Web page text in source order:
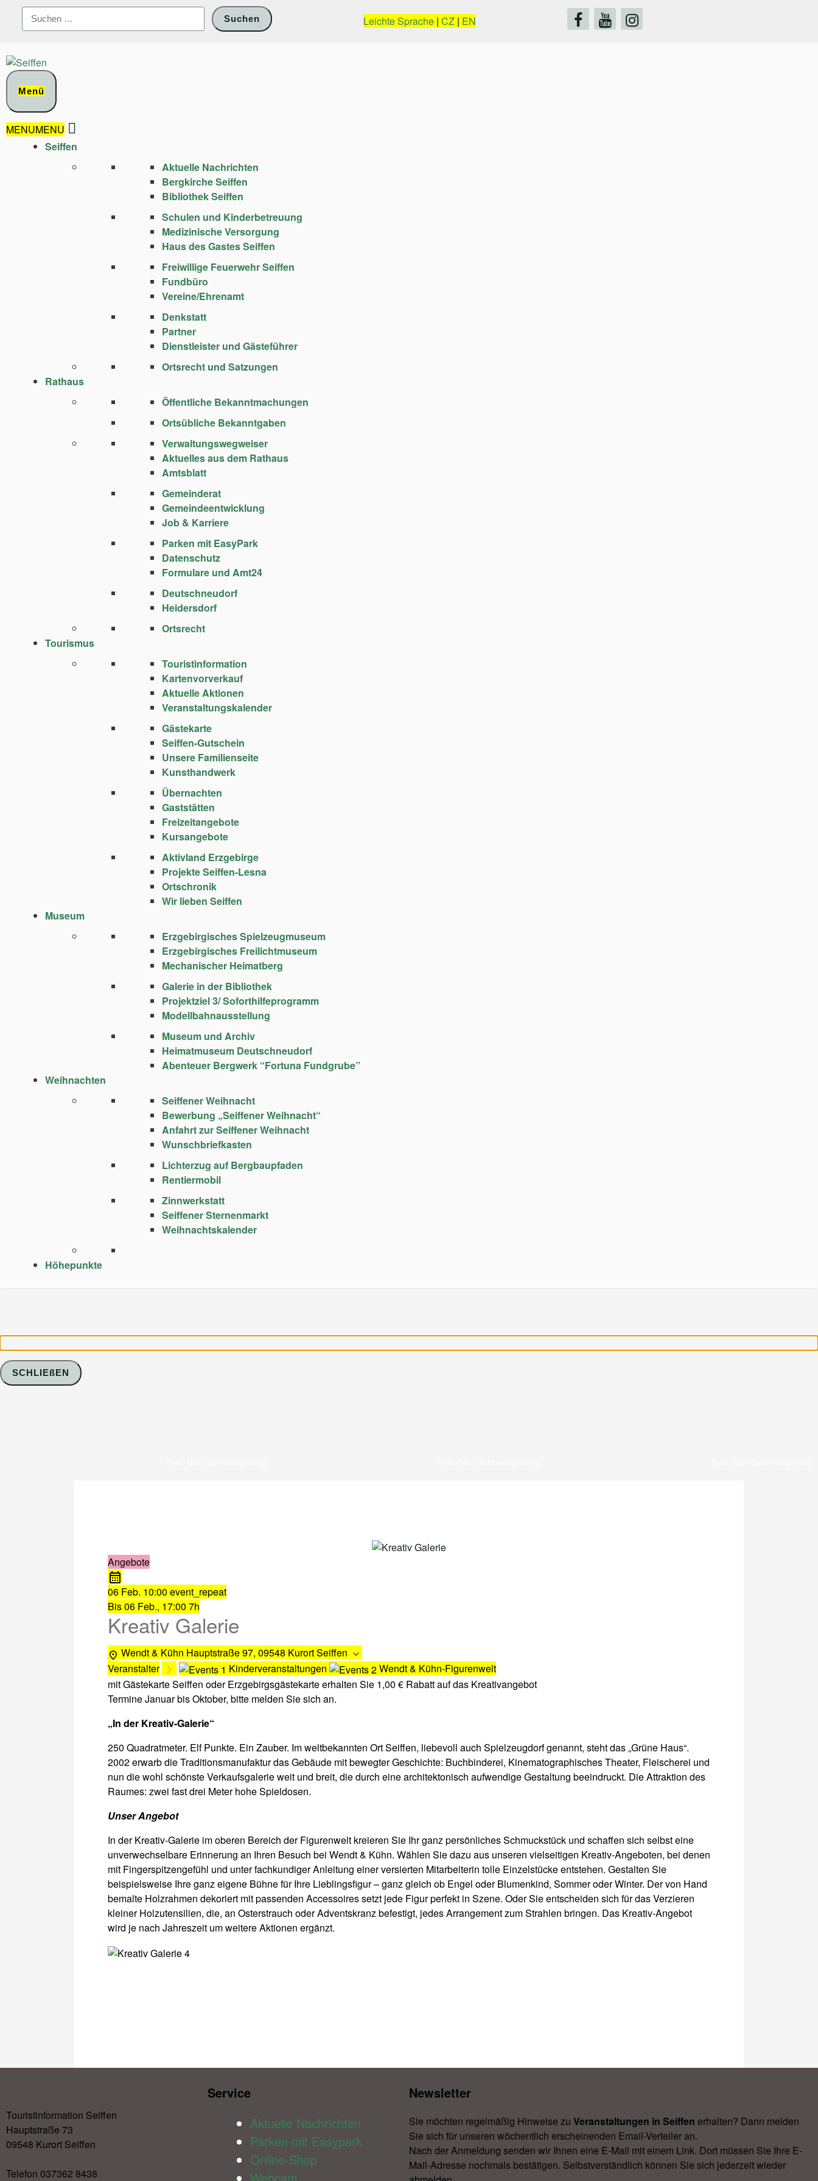
Suchen
nach:
Leichte Sprache | CZ | EN
Menü
MENUMENU
Seiffen
Aktuelle Nachrichten
Bergkirche Seiffen
Bibliothek Seiffen
Schulen und Kinder­betreuung
Medizinische Versorgung
Haus des Gastes Seiffen
Freiwillige Feuerwehr Seiffen
Fundbüro
Vereine/Ehrenamt
Denkstatt
Partner
Dienstleister und Gästeführer
Ortsrecht und Satzungen
Rathaus
Öffentliche Bekanntmachungen
Ortsübliche Bekanntgaben
Verwaltungswegweiser
Aktuelles aus dem Rathaus
Amtsblatt
Gemeinderat
Gemeindeentwicklung
Job & Karriere
Parken mit EasyPark
Datenschutz
Formulare und Amt24
Deutschneudorf
Heidersdorf
Ortsrecht
Tourismus
Touristinformation
Kartenvorverkauf
Aktuelle Aktionen
Veranstaltungskalender
Gästekarte
Seiffen-Gutschein
Unsere Familienseite
Kunsthandwerk
Übernachten
Gaststätten
Freizeitangebote
Kursangebote
Aktivland Erzgebirge
Projekte Seiffen-Lesna
Ortschronik
Wir lieben Seiffen
Museum
Erzgebirgisches Spielzeugmuseum
Erzgebirgisches Freilichtmuseum
Mechanischer Heimatberg
Galerie in der Bibliothek
Projektziel 3/ Soforthilfeprogramm
Modellbahnausstellung
Museum und Archiv
Heimatmuseum Deutschneudorf
Abenteuer Bergwerk “Fortuna Fundgrube”
Weihnachten
Seiffener Weihnacht
Bewerbung „Seiffener Weihnacht“
Anfahrt zur Seiffener Weihnacht
Wunschbriefkasten
Lichterzug auf Bergbaupfaden
Rentiermobil
Zinnwerkstatt
Seiffener Sternenmarkt
Weihnachtskalender
Höhepunkte
Angebote
06 Feb. 10:00 event_repeat
Bis06 Feb., 17:00 7h
Kreativ Galerie
Wendt & Kühn Hauptstraße 97, 09548 Kurort Seiffen
Veranstalter
Kinderveranstaltungen
Wendt & Kühn-Figurenwelt
mit Gästekarte Seiffen oder Erzgebirgsgästekarte erhalten Sie 1,00 € Rabatt auf das Kreativangebot
Termine Januar bis Oktober, bitte melden Sie sich an.
„In der Kreativ-Galerie“
250 Quadratmeter. Elf Punkte. Ein Zauber. Im weltbekannten Ort Seiffen, liebevoll auch Spielzeugdorf genannt, steht das „Grüne Haus“.
2002 erwarb die Traditionsmanufaktur das Gebäude mit bewegter Geschichte: Buchbinderei, Kinematographisches Theater, Fleischerei und
nun die wohl schönste Verkaufsgalerie weit und breit, die durch eine architektonisch aufwendige Gestaltung beeindruckt. Die Attraktion des
Raumes: zwei fast drei Meter hohe Spieldosen.
Unser Angebot
In der Kreativ-Galerie im oberen Bereich der Figurenwelt kreieren Sie Ihr ganz persönliches Schmuckstück und schaffen sich selbst eine
unverwechselbare Erinnerung an Ihren Besuch bei Wendt & Kühn. Wählen Sie dazu aus unseren vielseitigen Kreativ-Angeboten, bei denen
mit Fingerspitzengefühl und unter fachkundiger Anleitung einer versierten Mitarbeiterin tolle Einzelstücke entstehen. Gestalten Sie
beispielsweise Ihre ganz eigene Bühne für Ihre Lieblingsfigur – ganz gleich ob Engel oder Blumenkind, Sommer oder Winter. Der von Hand
bemalte Holzrahmen dekoriert mit passenden Accessoires setzt jede Figur perfekt in Szene. Oder Sie entscheiden sich für das Verzieren
kleiner Holzutensilien, die, an Osterstrauch oder Adventskranz befestigt, jedes Arrangement zum Strahlen bringen. Das Kreativ-Angebot
wird je nach Jahreszeit um weitere Aktionen ergänzt.
Touristinformation Seiffen
Hauptstraße 73
09548 Kurort Seiffen
Telefon 037362 8438
Service​
Aktuelle Nachrichten
Parken mit Easypark
Online-Shop
Newsletter​
Sie möchten regelmäßig Hinweise zu Veranstal­tungen in Seiffen erhalten? Dann melden
Sie sich für unseren wöchentlich erscheinenden Email-Verteiler an.
Nach der Anmeldung senden wir Ihnen eine E-Mail mit einem Link. Dort müssen Sie Ihre E-
Mail-Adresse nochmals bestätigen. Selbstverständlich können Sie sich jederzeit wieder
SCHLIEßEN